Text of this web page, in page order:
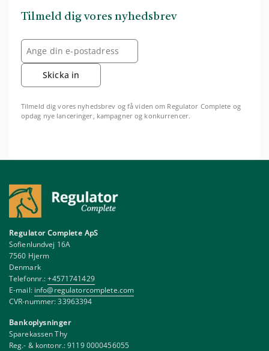
Tilmeld dig vores nyhedsbrev
Skicka in
Tilmeld dig vores nyhedsbrev og få viden om Regulator Complete og
opdag nye lanceringer, kampagner og konkurrencer.
Regulator Complete ApS
Sofienlundvej 16A
7560 Hjerm
Denmark
Telefonnr.:+4571741429
E-mail: info@regulatorcomplete.com
CVR-nummer: 33963394
Bankoplysninger
Sparekassen Thy
Reg.- & kontonr.: 9119 0000456055